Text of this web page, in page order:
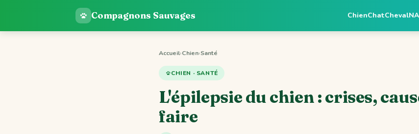
Compagnons Sauvages ChienChatCheval
Accueil›Chien›Santé
CHIEN · SANTÉ
L'épilepsie du chien : crises,
faire